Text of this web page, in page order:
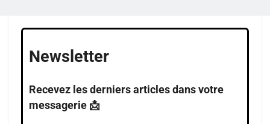
Newsletter
Recevez les derniers articles dans votre
messagerie 📩